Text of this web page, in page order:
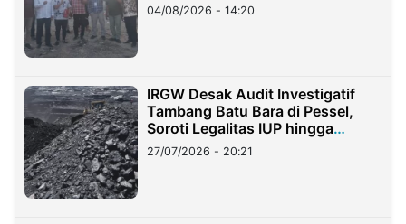
04/08/2026 - 14:20
IRGW Desak Audit Investigatif
Tambang Batu Bara di Pessel,
Soroti Legalitas IUP hingga
Stockpile
27/07/2026 - 20:21